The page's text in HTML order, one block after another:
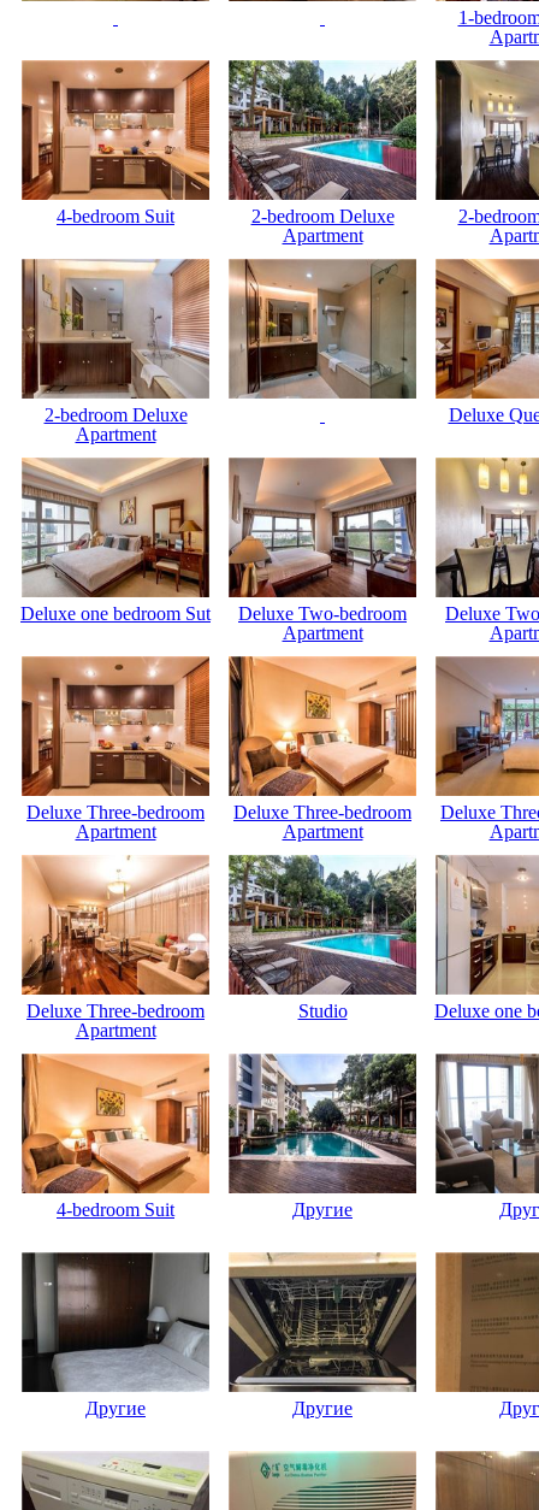
1-
4-bedroom Suit
2-bedroom Deluxe
Apartment
2-
2-bedroom Deluxe
Apartment
Deluxe
Deluxe one bedroom Sut
Deluxe Two-bedroom
Apartment
Deluxe
Deluxe Three-bedroom
Apartment
Deluxe Three-bedroom
Apartment
Deluxe
Deluxe Three-bedroom
Apartment
Studio Deluxe one
4-bedroom Suit Другие
Другие Другие